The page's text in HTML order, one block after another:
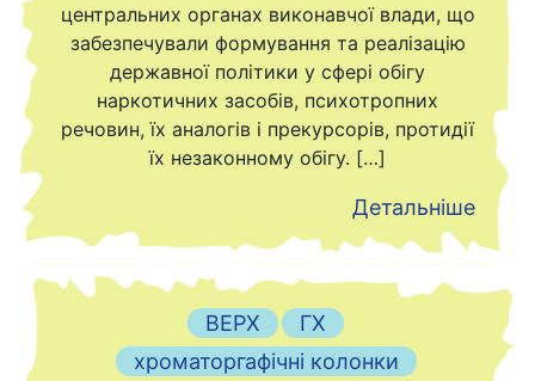
центральних органах виконавчої влади, що
забезпечували формування та реалізацію
державної політики у сфері обігу
наркотичних засобів, психотропних
речовин, їх аналогів і прекурсорів, протидії
їх незаконному обігу. […]
Детальніше
ВЕРХ
ГХ
хроматоргафічні колонки